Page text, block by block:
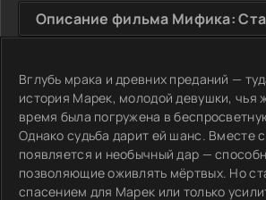
Описание фильма Мифика:
Вглубь мрака и древних преданий —
история Марек, молодой девушки, чья
время была погружена в
Однако судьба дарит ей шанс. Вместе
появляется и необычный дар —
позволяющие оживлять мёртвых. Но
спасением для Марек или только